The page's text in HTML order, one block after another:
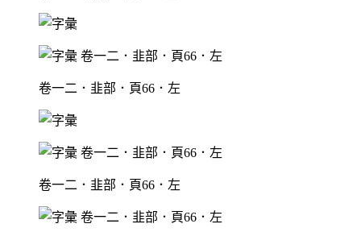
卷一二．韭部．頁66．左
卷一二．韭部．頁66．左